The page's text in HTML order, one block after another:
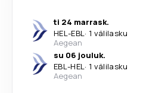
ti 24 marrask.
HEL-EBL· 1 välilasku
Aegean
su 06 jouluk.
EBL-HEL· 1 välilasku
Aegean